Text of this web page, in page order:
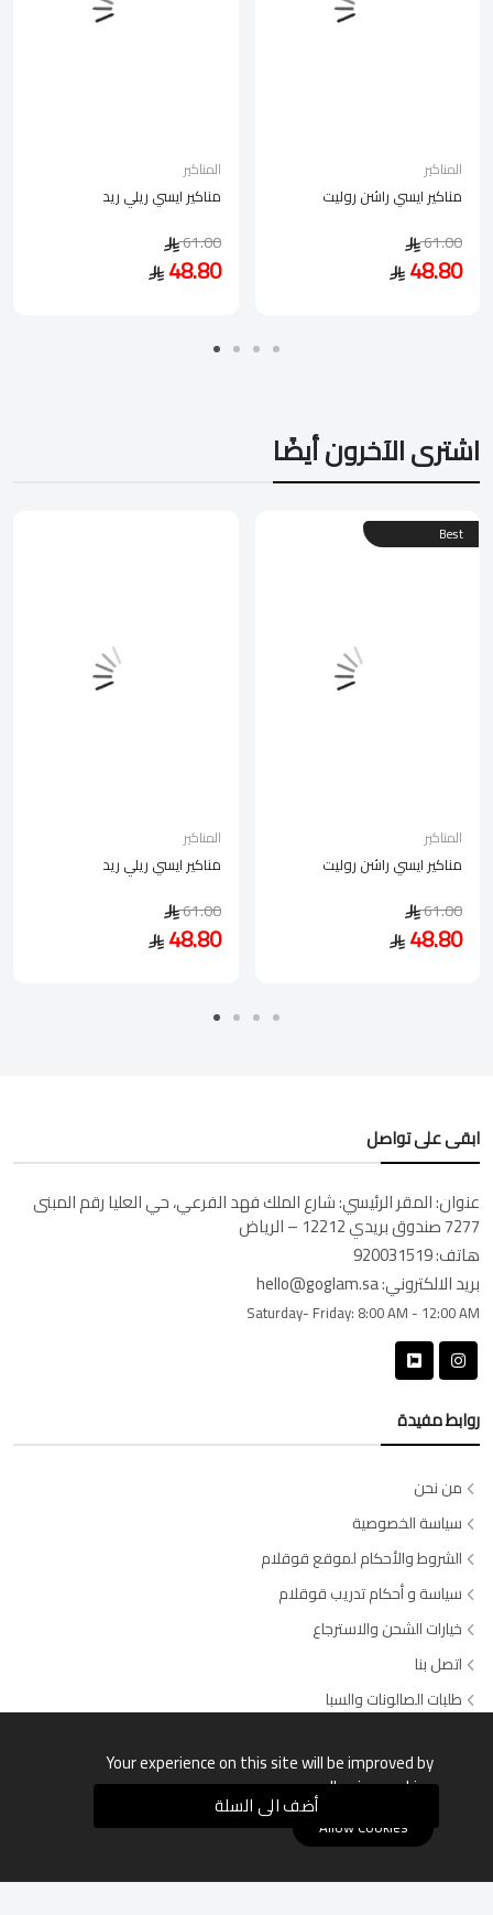
أضف الى السلة
المناكير
مناكير ايسي ريلي ريد
61.00
48.80
المناكير
مناكير ايسي راشن روليت
61.00
48.80
اشترى الآخرون أيضًا
المناكير
مناكير ايسي ريلي ريد
61.00
48.80
Best
المناكير
مناكير ايسي راشن روليت
61.00
48.80
ابقى على تواصل
عنوان:المقر الرئيسي: شارع الملك فهد الفرعي، حي العليا رقم المبنى
7277 صندوق بريدي 12212 – الرياض
هاتف:920031519
بريد الالكتروني:hello@goglam.sa
Saturday- Friday: 8:00 AM - 12:00 AM
روابط مفيدة
من نحن
سياسة الخصوصية
الشروط والأحكام لموقع قوقلام
سياسة و أحكام تدريب قوقلام
خيارات الشحن والاسترجاع
اتصل بنا
طلبات الصالونات والسبا
Your experience on this site will be improved by
allowing cookies.
Allow Cookies